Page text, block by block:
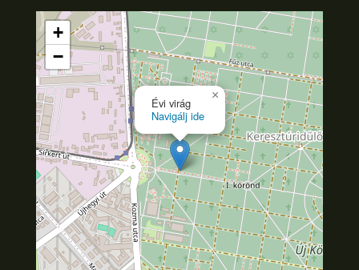
Évi virág
Navigálj ide
×
+
−